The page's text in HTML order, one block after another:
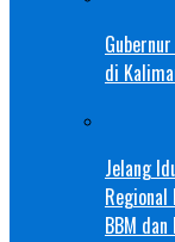
di
Jelang
BBM dan